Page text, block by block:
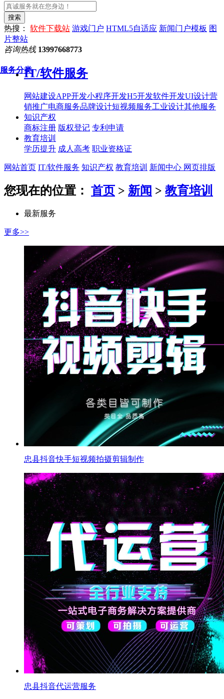
热搜： 软件下载站 游戏门户 HTML5自适应 新闻门户模板 图
片整站
咨询热线 13997668773
服务分类IT/软件服务
网站建设APP开发小程序开发H5开发软件开发UI设计营
销推广电商服务品牌设计短视频服务工业设计其他服务
知识产权
商标注册 版权登记 专利申请
教育培训
学历提升 成人高考 职业资格证
网站首页 IT/软件服务 知识产权 教育培训 新闻中心 网页排版
您现在的位置： 首页 > 新闻 > 教育培训
最新服务
更多>>
忠县抖音快手短视频拍摄剪辑制作
忠县抖音代运营服务